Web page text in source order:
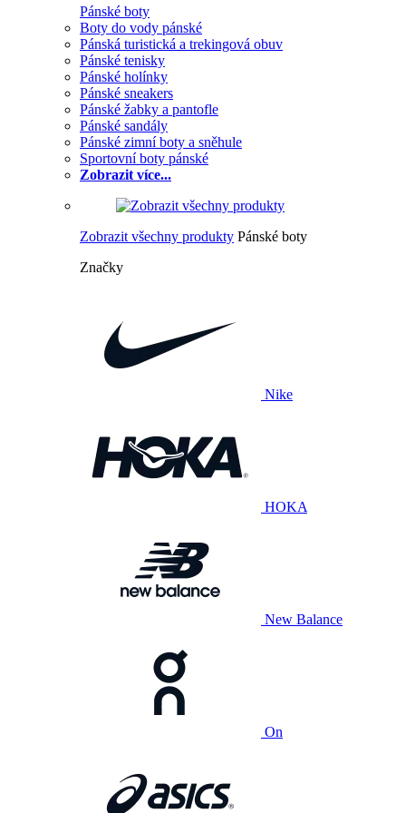
Pánské boty
Boty do vody pánské
Pánská turistická a trekingová obuv
Pánské tenisky
Pánské holínky
Pánské sneakers
Pánské žabky a pantofle
Pánské sandály
Pánské zimní boty a sněhule
Sportovní boty pánské
Zobrazit více...
Zobrazit všechny produkty Pánské boty
Značky
Nike
HOKA
New Balance
On